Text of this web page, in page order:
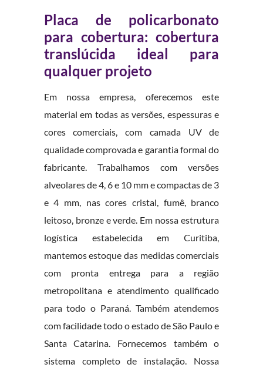
Placa de policarbonato
para cobertura: cobertura
translúcida ideal para
qualquer projeto
Em nossa empresa, oferecemos este
material em todas as versões, espessuras e
cores comerciais, com camada UV de
qualidade comprovada e garantia formal do
fabricante. Trabalhamos com versões
alveolares de 4, 6 e 10 mm e compactas de 3
e 4 mm, nas cores cristal, fumê, branco
leitoso, bronze e verde. Em nossa estrutura
logística estabelecida em Curitiba,
mantemos estoque das medidas comerciais
com pronta entrega para a região
metropolitana e atendimento qualificado
para todo o Paraná. Também atendemos
com facilidade todo o estado de São Paulo e
Santa Catarina. Fornecemos também o
sistema completo de instalação. Nossa